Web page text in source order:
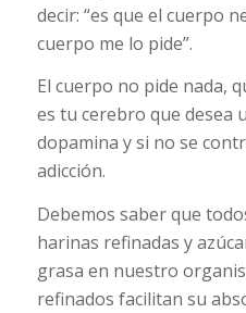
decir: “es que el cuerpo
cuerpo me lo pide”.
El cuerpo no pide nada,
es tu cerebro que desea
dopamina y si no se
adicción.
Debemos saber que
harinas refinadas y
grasa en nuestro
refinados facilitan su